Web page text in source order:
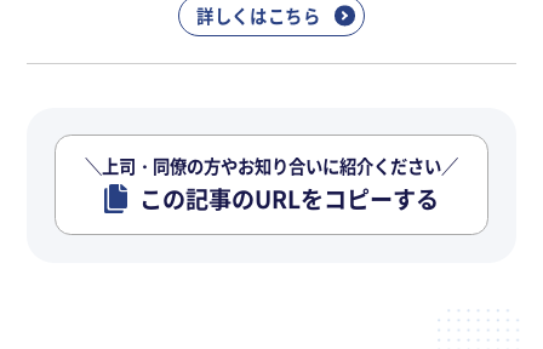
詳しくはこちら
＼上司・同僚の方やお知り合いに紹介ください／
この記事のURLをコピーする